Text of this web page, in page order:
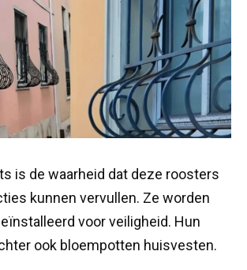
is de waarheid dat deze roosters
kunnen vervullen. Ze worden
voor veiligheid. Hun
ook bloempotten huisvesten.